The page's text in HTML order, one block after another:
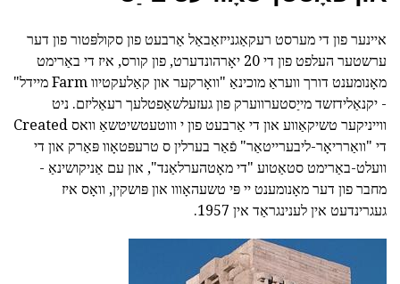
איינער פון די מערסט רעקאַגנייזאַבאַל אַרבעט פון סקולפּטור פון דער
ערשטער העלפט פון די 20 יאָרהונדערט, פון קורס, איז די באַרימט
מאָנומענט דורך וועראַ מוכינאַ "וואָרקער און קאַלעקטיוו Farm מיידל"
- יקנאַלידזשד מייַסטערווערק פון געזעלשאַפטלעך רעאַליזם. ניט
ווייניקער טשיקאַווע און די אַרבעט פון י וווטעטשיטשאַ וואס Created
די "וואַרריאָר-ליבערייטאַר" פֿאַר בערלין ס טרעפּטאָוו פּאַרק און די
וועלט-באַרימט סטאַטוע "די מאָטהערלאַנד", און עם אַניקושינאַ -
מחבר פון דער מאָנומענט יי פּי טשעהאָווו און פּושקין, וואָס איז
געגרינדעט אין לענינגראַד אין 1957.